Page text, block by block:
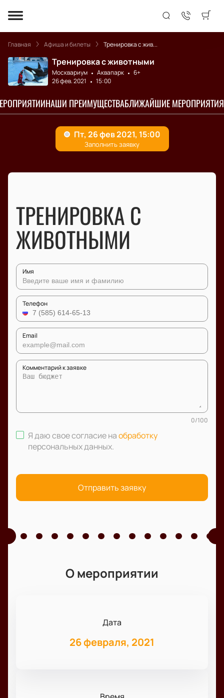
Главная Афиша и билеты Тренировка с жив...
Тренировка с животными
Москвариум Аквапарк
6+
26 фев. 2021
15:00
НАШИ ПРЕИМУЩЕСТВАБЛИЖАЙШИЕ МЕРОПРИЯТИЯ
ТРЕНИРОВКА С
ЖИВОТНЫМИ
Имя
Телефон
Email
Комментарий к заявке
0/100
Я даю свое согласие наобработку
персональных данных.
Отправить заявку
О мероприятии
Дата
26 февраля, 2021